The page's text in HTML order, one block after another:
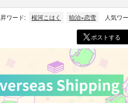
ワード: 桜河こはく 狛治×恋雪 人気ワ
ポストする